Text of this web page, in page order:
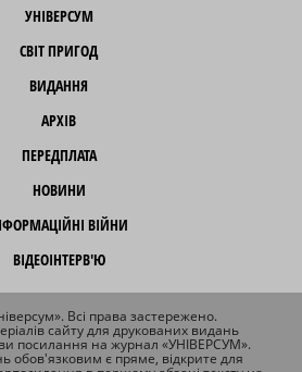
УНІВЕРСУМ
СВІТ ПРИГОД
ВИДАННЯ
АРХІВ
ПЕРЕДПЛАТА
НОВИНИ
ВІЙНИ
ВІДЕОІНТЕРВ'Ю
Всі права застережено.
сайту для друкованих видань
посилання на журнал «УНІВЕРСУМ».
обов'язковим є пряме, відкрите для